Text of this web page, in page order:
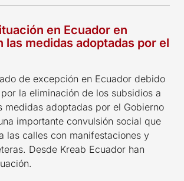
en Ecuador en
las medidas adoptadas por el
de excepción en Ecuador debido
la eliminación de los subsidios a
medidas adoptadas por el Gobierno
importante convulsión social que
las calles con manifestaciones y
Desde Kreab Ecuador han